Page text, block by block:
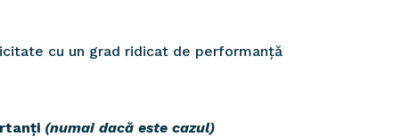
cu un grad ridicat de performanță
(numai dacă este cazul)